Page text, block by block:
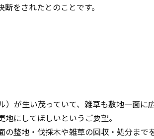
をされたとのことです。
が生い茂っていて、雑草も敷地一面に
にしてほしいというご要望。
整地・伐採木や雑草の回収・処分まで